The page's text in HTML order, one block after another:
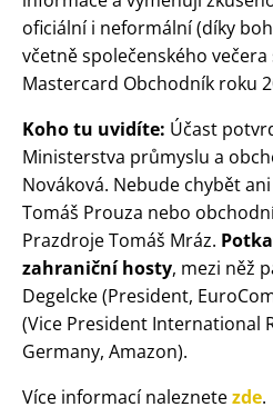
oficiální i neformální (díky
včetně společenského
Mastercard Obchodník roku
Koho tu uvidíte: Účast
Ministerstva průmyslu a
Nováková. Nebude chybět ani
Tomáš Prouza nebo
Prazdroje Tomáš Mráz.
zahraniční hosty, mezi něž
Degelcke (President,
(Vice President International
Germany, Amazon).
Více informací naleznetezde.